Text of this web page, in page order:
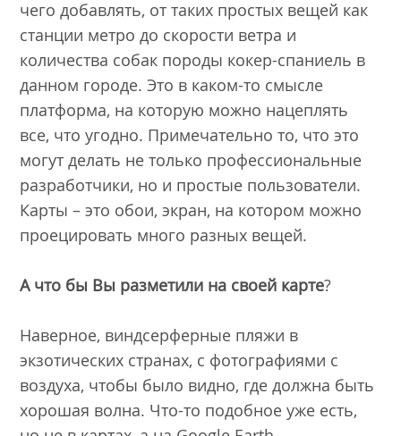
чего добавлять, от таких простых вещей как
станции метро до скорости ветра и
количества собак породы кокер-спаниель в
данном городе. Это в каком-то смысле
платформа, на которую можно нацеплять
все, что угодно. Примечательно то, что это
могут делать не только профессиональные
разработчики, но и простые пользователи.
Карты – это обои, экран, на котором можно
проецировать много разных вещей.
А что бы Вы разметили на своей карте?
Наверное, виндсерферные пляжи в
экзотических странах, с фотографиями с
воздуха, чтобы было видно, где должна быть
хорошая волна. Что-то подобное уже есть,